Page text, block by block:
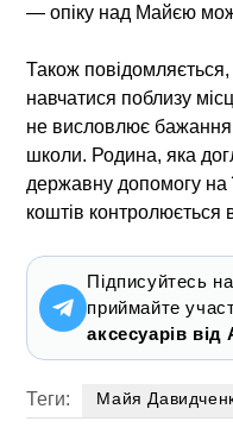
— опіку над Майєю
Також
навчатися поблизу
не висловлює бажання
школи. Родина, яка
державну допомогу на
коштів контролюється
Підписуйтесь
приймайте
аксесуарів
Теги: Майя